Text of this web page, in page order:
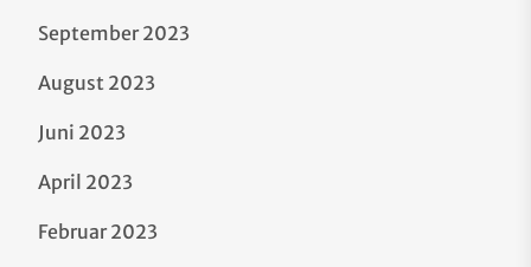
September 2023
August 2023
Juni 2023
April 2023
Februar 2023